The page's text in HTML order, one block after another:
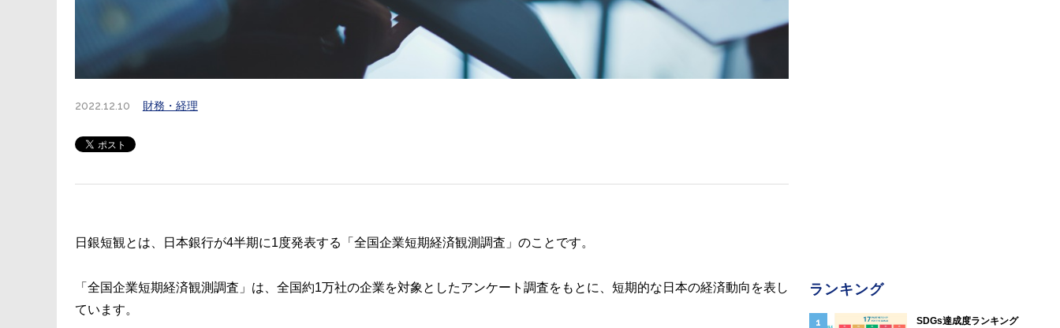
2022.12.10 財務・経理
日銀短観とは、日本銀行が4半期に1度発表する「全国企業短期経済観測調査」のことです。
「全国企業短期経済観測調査」は、全国約1万社の企業を対象としたアンケート調査をもとに、短期的な日本の経済動向を表し
ています。
ランキング
SDGs達成度ランキング